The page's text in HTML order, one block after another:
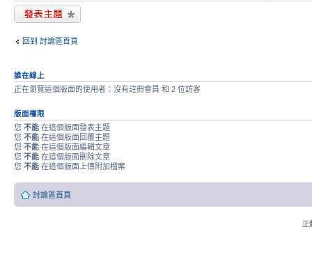
發表新主題
回到 討論區首頁
誰在線上
正在瀏覽這個版面的使用者：沒有註冊會員 和 2 位訪客
版面權限
您 不能 在這個版面發表主題
您 不能 在這個版面回覆主題
您 不能 在這個版面編輯文章
您 不能 在這個版面刪除文章
您 不能 在這個版面上傳附加檔案
討論區首頁
正